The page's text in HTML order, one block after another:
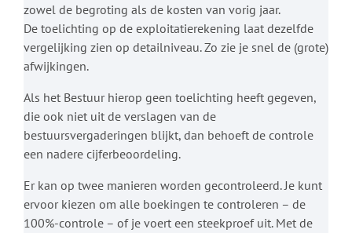
zowel de begroting als de kosten van vorig jaar.
De toelichting op de exploitatierekening laat dezelfde
vergelijking zien op detailniveau. Zo zie je snel de (grote)
afwijkingen.
Als het Bestuur hierop geen toelichting heeft gegeven,
die ook niet uit de verslagen van de
bestuursvergaderingen blijkt, dan behoeft de controle
een nadere cijferbeoordeling.
Er kan op twee manieren worden gecontroleerd. Je kunt
ervoor kiezen om alle boekingen te controleren – de
100%-controle – of je voert een steekproef uit. Met de